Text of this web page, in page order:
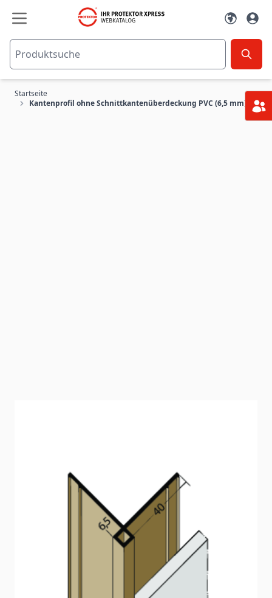
Zum Inhalt springen
Startseite
Kantenprofil ohne Schnittkantenüberdeckung PVC (6,5 mm)
Kantenprofil für Fassadenbekleidungen bis 6,5 mm.
3569